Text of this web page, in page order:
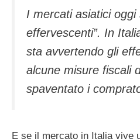
I mercati asiatici oggi
effervescenti”. In
sta avvertendo gli
alcune misure fiscali
spaventato i
E se il mercato in Italia vive